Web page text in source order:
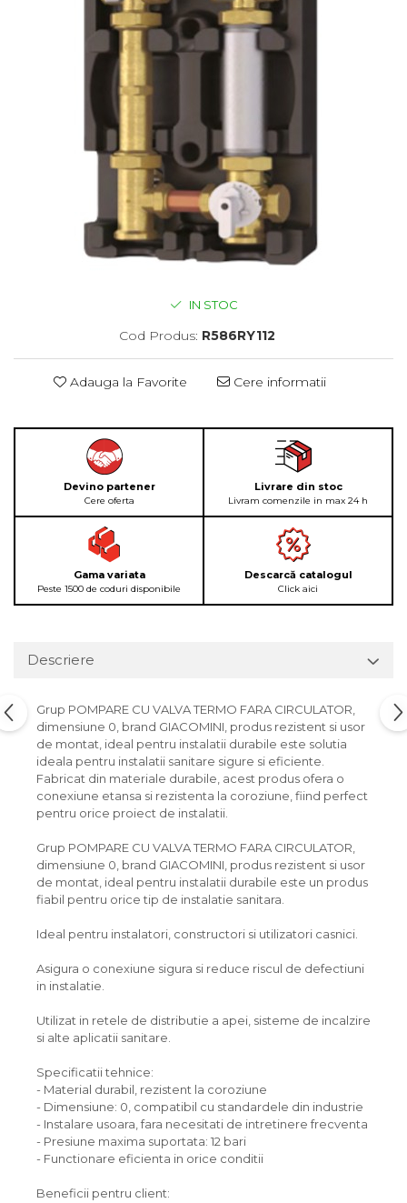
IN STOC
Cod Produs: R586RY112
Adauga la Favorite Cere informatii
Devino partener
Cere oferta
Livrare din stoc
Livram comenzile in max 24 h
Gama variata
Peste 1500 de coduri disponibile
Descarcă catalogul
Click aici
Descriere
Grup POMPARE CU VALVA TERMO FARA CIRCULATOR,
dimensiune 0, brand GIACOMINI, produs rezistent si usor
de montat, ideal pentru instalatii durabile este solutia
ideala pentru instalatii sanitare sigure si eficiente.
Fabricat din materiale durabile, acest produs ofera o
conexiune etansa si rezistenta la coroziune, fiind perfect
pentru orice proiect de instalatii.
Grup POMPARE CU VALVA TERMO FARA CIRCULATOR,
dimensiune 0, brand GIACOMINI, produs rezistent si usor
de montat, ideal pentru instalatii durabile este un produs
fiabil pentru orice tip de instalatie sanitara.
Ideal pentru instalatori, constructori si utilizatori casnici.
Asigura o conexiune sigura si reduce riscul de defectiuni
in instalatie.
Utilizat in retele de distributie a apei, sisteme de incalzire
si alte aplicatii sanitare.
Specificatii tehnice:
- Material durabil, rezistent la coroziune
- Dimensiune: 0, compatibil cu standardele din industrie
- Instalare usoara, fara necesitati de intretinere frecventa
- Presiune maxima suportata: 12 bari
- Functionare eficienta in orice conditii
Beneficii pentru client: